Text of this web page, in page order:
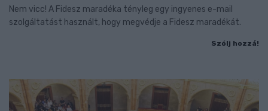
Nem vicc! A Fidesz maradéka tényleg egy ingyenes e-mail
szolgáltatást használt, hogy megvédje a Fidesz maradékát.
Szólj hozzá!